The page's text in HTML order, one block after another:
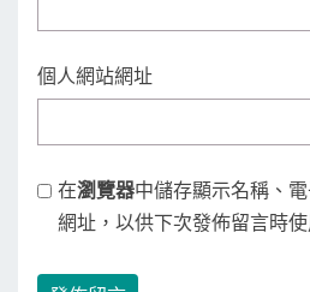
個人網站網址
在瀏覽器中儲存顯示名稱、
網址，以供下次發佈留言時使